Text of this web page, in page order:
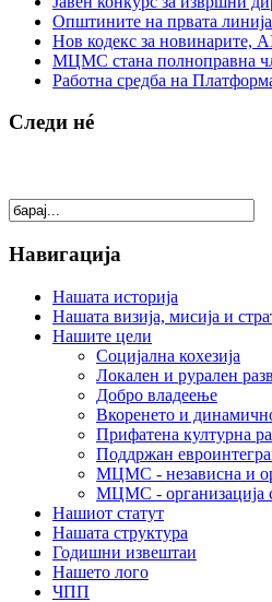
Општините на првата
Нов кодекс за новинарите,
МЦМС стана полноправна
Работна средба на
Следи нé
Навигација
Нашата историја
Нашата визија, мисија и
Нашите цели
Социјална кохезија
Локален и рурален
Добро владеење
Вкоренето и
Прифатена културна
Поддржан
МЦМС - независна и
МЦМС - организација
Нашиот статут
Нашата структура
Годишни извештаи
Нашето лого
ЧПП